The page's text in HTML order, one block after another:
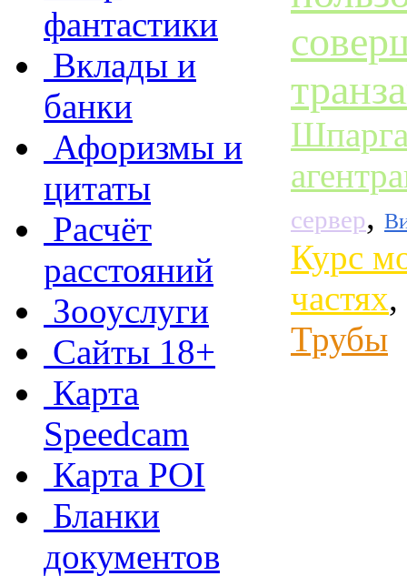
фантастики
Вклады и
банки
Афоризмы и
цитаты
Расчёт
расстояний
Зооуслуги
Сайты 18+
Карта
Speedcam
Карта POI
Бланки
документов
сервер,
Курс
частях,
Трубы